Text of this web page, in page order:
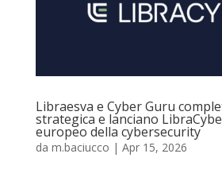
Libraesva e Cyber Guru
strategica e lanciano
europeo della cybersecurity
da m.baciucco | Apr 15, 2026